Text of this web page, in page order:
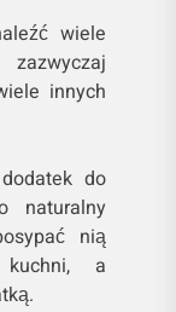
wiele
innych
do
naturalny
nią
kuchni, a